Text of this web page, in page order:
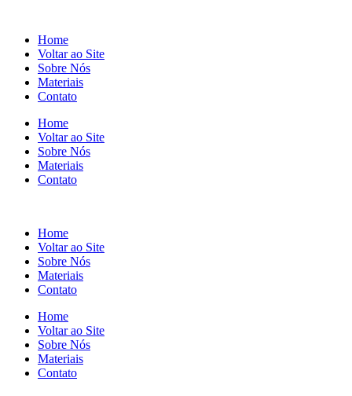
Home
Voltar ao Site
Sobre Nós
Materiais
Contato
Home
Voltar ao Site
Sobre Nós
Materiais
Contato
Home
Voltar ao Site
Sobre Nós
Materiais
Contato
Home
Voltar ao Site
Sobre Nós
Materiais
Contato